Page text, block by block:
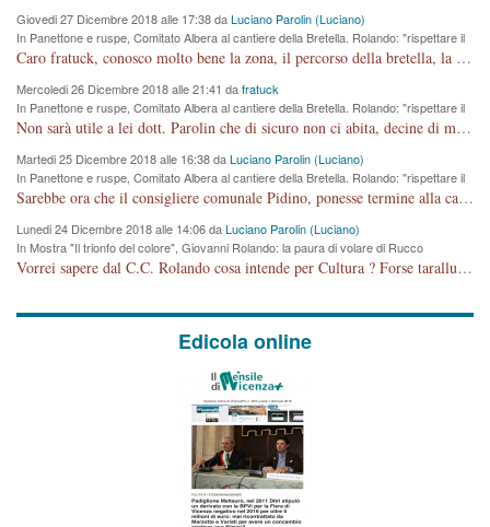
Giovedi 27 Dicembre 2018 alle 17:38 daLuciano Parolin (Luciano)
In Panettone e ruspe, Comitato Albera al cantiere della Bretella. Rolando: "rispettare il
cronoprogramma"
Caro fratuck, conosco molto bene la zona, il percorso della bretella, la situazione dei cittadini, abito in Viale Trento. A partire dal 2003 ho partecipato al Comitato di Maddalene pro bretella, e a riunioni propositive per apportare modifiche al progetto. Numerose mie foto del territorio sono arrivate a Roma, altri miei interventi (non graditi dalla Sx) sono stati pubblicati dal GdV, assieme ad altri come Ciro Asproso, ora favorevole alla bretella. Ho partecipato alla raccolta firme per la chiusura della strada x 5 giorni eseguita dal Sindaco Hullwech per sforamento 180 Micro/g. Pertanto come impegno per la tematica sono apposto con la coscienza. Ora il Progetto è partito, fine! Voglio dire che la nuova Giunta "comunale" non c'entra più. L'opera sarà "malauguratamente" eseguita, ma non con il mio placet. Il Consigliere Comunale dovrebbe capire che la campagna elettorale è finita, con buona pace di tutti. Quello che invece dovrebbe interessare è la proprietà della strada, dall'uscita autostradale Ovest, sino alla Rotatoria dell'Albara, vi sono tre possessori: Autostrade SpA; La Provincia, il Comune. Come la mettiamo per il futuro ? I costi, da 50 sono saliti a 100 milioni di € come dire 20 milioni a KM (!) da non credere. Comunque si farà. Ma nessuno canti Vittoria, anzi meglio non farne un ulteriore fatto "partitico" per questioni elettorali o di seggio. Se mi manda la sua mail, sono disponibile ad inviare i documenti e le foto sopra descritte. Con ossequi, Luciano Parolin
Mercoledi 26 Dicembre 2018 alle 21:41 dafratuck
In Panettone e ruspe, Comitato Albera al cantiere della Bretella. Rolando: "rispettare il
cronoprogramma"
Non sarà utile a lei dott. Parolin che di sicuro non ci abita, decine di migliaia di TIR, automobili e padroncini che passano quotidianamente per una strada appena rotabile, non è più possibile stendere i panni, attraversare la strada senza rischiare la morte, le case stanno crepando, i tempi sono cambiati e la bretella non passerà assolutamente per maddalene (ma cosa sta a dire?!), dia invece responsabilità a chi ha costruito tagliando la strada che doveva invece terminare a isola vicentina e non al moracchino lasciando Motta di Costabissara ancora in panne di traffico. I tempi sono cambiati dottore e se l'anagrafe della vita stagna nell'essere umano impressioni conservatrici, la società non le considera perchè va avanti, si industrializza e ha bisogno di infrastrutture e di sviluppo. Ultima considerazione, se è geloso di Rolando perchè vede in lui solo campagne politiche mentre si difendono i SOLI diritti dei cittadini, la preghiamo faccia considerazioni più appropriate. Saluti e complimenti per i suoi scritti.
Martedi 25 Dicembre 2018 alle 16:38 daLuciano Parolin (Luciano)
In Panettone e ruspe, Comitato Albera al cantiere della Bretella. Rolando: "rispettare il
cronoprogramma"
Sarebbe ora che il consigliere comunale Pidino, ponesse termine alla campagna elettorale nel territorio del suo seggio Villaggio del Sole. La tiraca è iniziata, distruggerà 6 km di prateria ovest della città, ricca di fonti e sorgenti d'acqua. I cittadini di Maddalene non avranno più Pace la notte. Molta colpa per la costruzione di questa Strada è proprio del signor Rolando,dei suoi gazebo mobili e che vuol far passare questa opera VANDALICA come progetto "utile" a chi ? Non è cosa seria sig. Rolando!
Lunedi 24 Dicembre 2018 alle 14:06 daLuciano Parolin (Luciano)
In Mostra "Il trionfo del colore", Giovanni Rolando: la paura di volare di Rucco
Vorrei sapere dal C.C. Rolando cosa intende per Cultura ? Forse tarallucci, vino e sagre, o spaghetti tricolori del PD ? Il continuo (s)parlare della mostra a Palazzo Chiericati caro consigliere DANNEGGIA FORTEMENTE l'immagine della città TUTTA e fa deviare i consensi che in RUSSIA (badi bene ex U.R.S.S.) sono ECCELLENTI. A livello artistico l'evento è di alta Valenza culturale, COMPITO di Tutta la Cittadinanza fare il possibile per propagandare l'iniziativa senza farne UN CASO PARTITICO come fa Lei da sempre. Meno Gazebo + Partecipazione! E così sia. Amen.
Edicola online